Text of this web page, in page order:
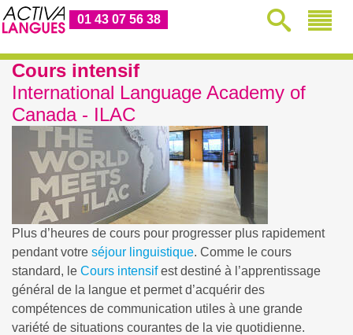
01 43 07 56 38
Cours intensif
International Language Academy of
Canada - ILAC
Plus d’heures de cours pour progresser plus rapidement
pendant votre séjour linguistique. Comme le cours
standard, le Cours intensifest destiné à l’apprentissage
général de la langue et permet d’acquérir des
compétences de communication utiles à une grande
variété de situations courantes de la vie quotidienne.